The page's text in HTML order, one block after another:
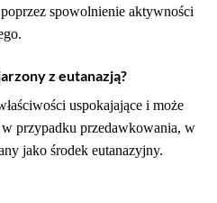
spowolnienie aktywności
z eutanazją?
uspokajające i może
przypadku przedawkowania, w
jako środek eutanazyjny.